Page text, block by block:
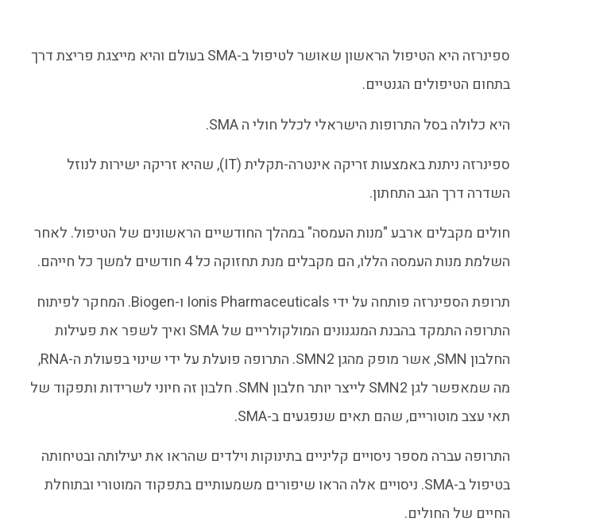
ספינרזה היא הטיפול הראשון שאושר לטיפול ב-SMA בעולם והיא מייצגת פריצת דרך
בתחום הטיפולים הגנטיים.
היא כלולה בסל התרופות הישראלי לכלל חולי ה SMA.
ספינרזה ניתנת באמצעות זריקה אינטרה-תקלית ​​(IT), שהיא זריקה ישירות לנוזל
השדרה דרך הגב התחתון.
חולים מקבלים ארבע "מנות העמסה" במהלך החודשיים הראשונים של הטיפול. לאחר
השלמת מנות העמסה הללו, הם מקבלים מנת תחזוקה כל 4 חודשים למשך כל חייהם.
תרופת הספינרזה פותחה על ידי Ionis Pharmaceuticals ו-Biogen. המחקר לפיתוח
התרופה התמקד בהבנת המנגנונים המולקולריים של SMA ואיך לשפר את פעילות
החלבון SMN, אשר מופק מהגן SMN2. התרופה פועלת על ידי שינוי בפעולת ה-RNA,
מה שמאפשר לגן SMN2 לייצר יותר חלבון SMN. חלבון זה חיוני לשרידות ותפקוד של
תאי עצב מוטוריים, שהם תאים שנפגעים ב-SMA.
התרופה עברה מספר ניסויים קליניים בתינוקות וילדים שהראו את יעילותה ובטיחותה
בטיפול ב-SMA. ניסויים אלה הראו שיפורים משמעותיים בתפקוד המוטורי ובתוחלת
החיים של החולים.